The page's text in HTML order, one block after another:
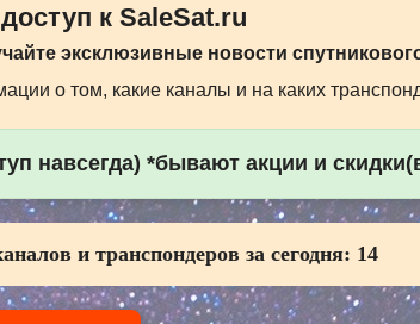
к SaleSat.ru
эксклюзивные новости
о том, какие каналы и на каких
навсегда) *бывают акции и
и транспондеров за сегодня: 14